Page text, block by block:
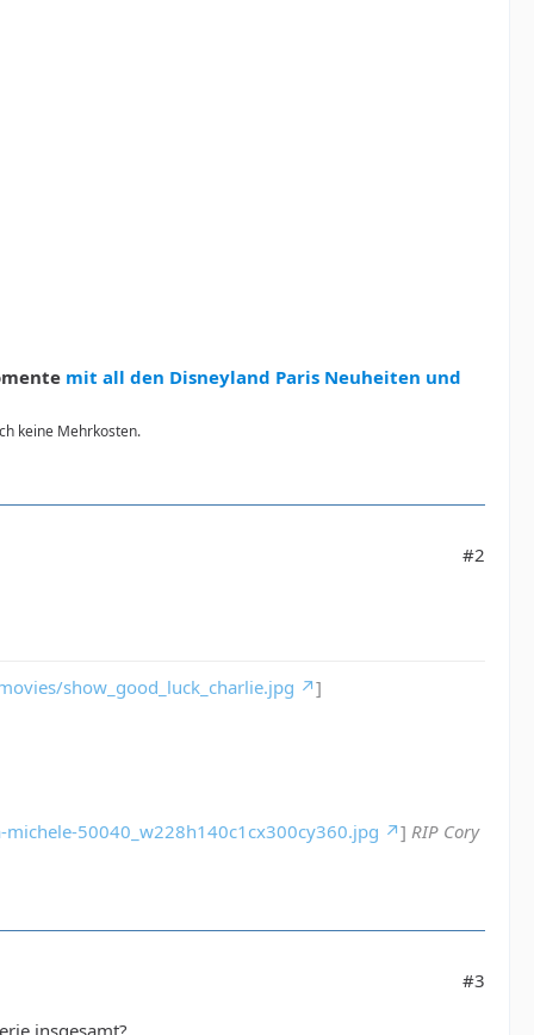
mit all den Disneyland Paris Neuheiten und
keine Mehrkosten.
#2
show_good_luck_charlie.jpg ]
50040_w228h140c1cx300cy360.jpg ] RIP Cory
#3
insgesamt?